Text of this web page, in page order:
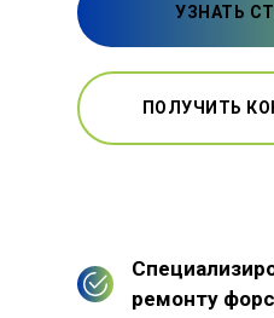
УЗНАТЬ
ПОЛУЧИТЬ
ремонту